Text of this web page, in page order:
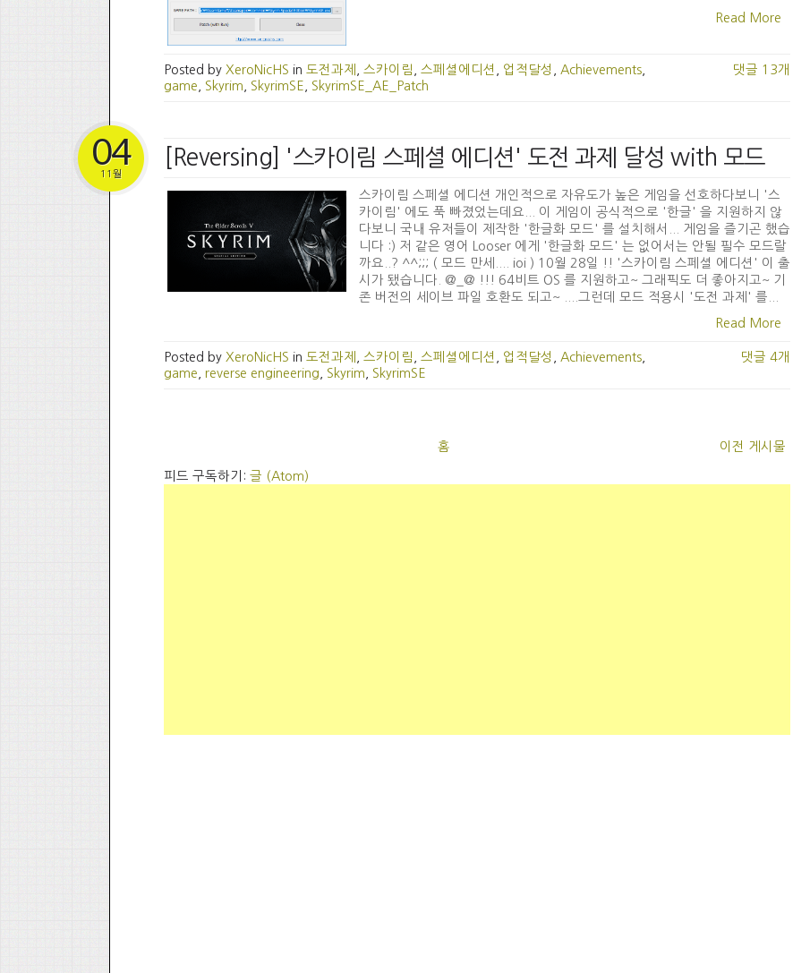
Read More
Posted by XeroNicHS in 도전과제 스카이림 스페셜에디션 업적달성 Achievements
game
Skyrim SkyrimSE SkyrimSE_AE_Patch
댓글 13개
[Reversing] '스카이림 스페셜 에디션' 도전 과제 달성 with 모드
04
11월
스카이림 스페셜 에디션 개인적으로 자유도가 높은 게임을 선호하다보니 '스
카이림' 에도 푹 빠졌었는데요... 이 게임이 공식적으로 '한글' 을 지원하지 않
다보니 국내 유저들이 제작한 '한글화 모드' 를 설치해서... 게임을 즐기곤 했습
니다 :) 저 같은 영어 Looser 에게 '한글화 모드' 는 없어서는 안될 필수 모드랄
까요..? ^^;;; ( 모드 만세.... ioi ) 10월 28일 !! '스카이림 스페셜 에디션' 이 출
시가 됐습니다. @_@ !!! 64비트 OS 를 지원하고~ 그래픽도 더 좋아지고~ 기
존 버전의 세이브 파일 호환도 되고~ ....그런데 모드 적용시 '도전 과제' 를...
Read More
Posted by XeroNicHS in 도전과제 스카이림 스페셜에디션 업적달성 Achievements
game
reverse engineering Skyrim SkyrimSE
댓글 4개
이전 게시물
홈
피드 구독하기: 글 (Atom)